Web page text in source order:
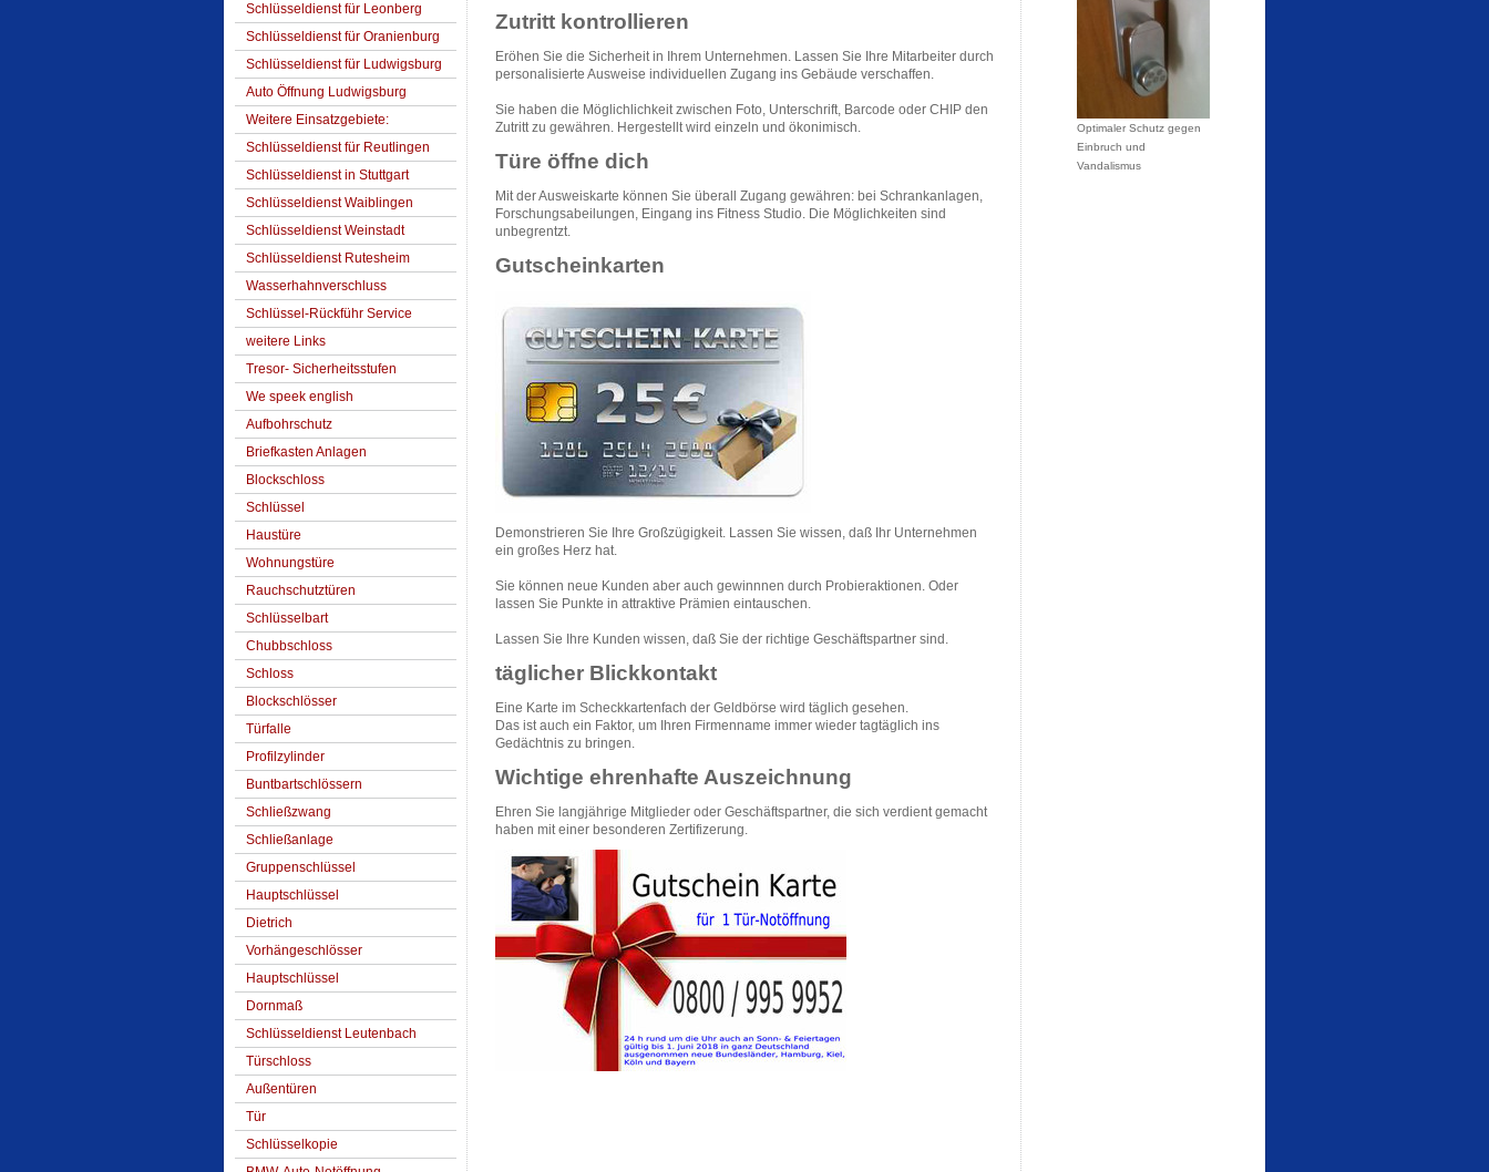
Schlüsseldienst für Leonberg
Schlüsseldienst für Oranienburg
Schlüsseldienst für Ludwigsburg
Auto Öffnung Ludwigsburg
Weitere Einsatzgebiete:
Schlüsseldienst für Reutlingen
Schlüsseldienst in Stuttgart
Schlüsseldienst Waiblingen
Schlüsseldienst Weinstadt
Schlüsseldienst Rutesheim
Wasserhahnverschluss
Schlüssel-Rückführ Service
weitere Links
Tresor- Sicherheitsstufen
We speek english
Aufbohrschutz
Briefkasten Anlagen
Blockschloss
Schlüssel
Haustüre
Wohnungstüre
Rauchschutztüren
Schlüsselbart
Chubbschloss
Schloss
Blockschlösser
Türfalle
Profilzylinder
Buntbartschlössern
Schließzwang
Schließanlage
Gruppenschlüssel
Hauptschlüssel
Dietrich
Vorhängeschlösser
Hauptschlüssel
Dornmaß
Schlüsseldienst Leutenbach
Türschloss
Außentüren
Tür
Schlüsselkopie
Zutritt kontrollieren
Eröhen Sie die Sicherheit in Ihrem Unternehmen. Lassen Sie Ihre Mitarbeiter durch
personalisierte Ausweise individuellen Zugang ins Gebäude verschaffen.
Sie haben die Möglichlichkeit zwischen Foto, Unterschrift, Barcode oder CHIP den
Zutritt zu gewähren. Hergestellt wird einzeln und ökonimisch.
Türe öffne dich
Mit der Ausweiskarte können Sie überall Zugang gewähren: bei Schrankanlagen,
Forschungsabeilungen, Eingang ins Fitness Studio. Die Möglichkeiten sind
unbegrentzt.
Gutscheinkarten
Demonstrieren Sie Ihre Großzügigkeit. Lassen Sie wissen, daß Ihr Unternehmen
ein großes Herz hat.
Sie können neue Kunden aber auch gewinnnen durch Probieraktionen. Oder
lassen Sie Punkte in attraktive Prämien eintauschen.
Lassen Sie Ihre Kunden wissen, daß Sie der richtige Geschäftspartner sind.
täglicher Blickkontakt
Eine Karte im Scheckkartenfach der Geldbörse wird täglich gesehen.
Das ist auch ein Faktor, um Ihren Firmenname immer wieder tagtäglich ins
Gedächtnis zu bringen.
Wichtige ehrenhafte Auszeichnung
Ehren Sie langjährige Mitglieder oder Geschäftspartner, die sich verdient gemacht
haben mit einer besonderen Zertifizerung.
Optimaler Schutz gegen
Einbruch und
Vandalismus